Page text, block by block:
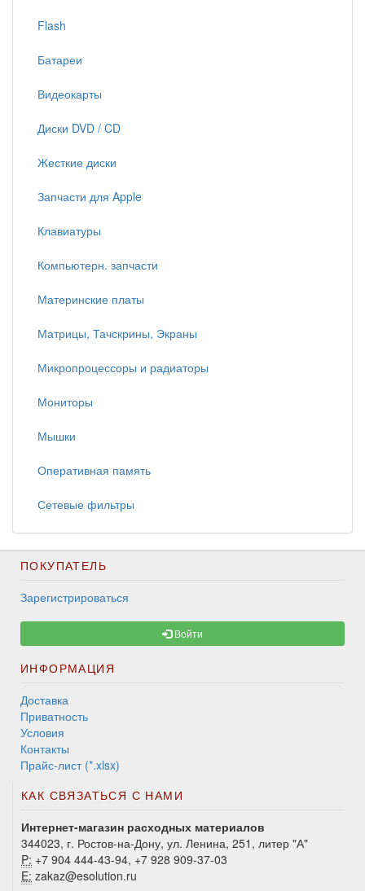
Flash
Батареи
Видеокарты
Диски DVD / CD
Жесткие диски
Запчасти для Apple
Клавиатуры
Компьютерн. запчасти
Материнские платы
Матрицы, Тачскрины, Экраны
Микропроцессоры и радиаторы
Мониторы
Мышки
Оперативная память
Сетевые фильтры
ПОКУПАТЕЛЬ
Зарегистрироваться
Войти
ИНФОРМАЦИЯ
Доставка
Приватность
Условия
Контакты
Прайс-лист (*.xlsx)
КАК СВЯЗАТЬСЯ С НАМИ
Интернет-магазин расходных материалов
344023, г. Ростов-на-Дону, ул. Ленина, 251, литер "А"
P: +7 904 444-43-94, +7 928 909-37-03
E: zakaz@esolution.ru